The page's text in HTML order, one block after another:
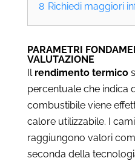
8 Richiedi maggiori
PARAMETRI
VALUTAZIONE
Il rendimento termico
percentuale che indica
combustibile viene
calore utilizzabile. I
raggiungono valori
seconda della